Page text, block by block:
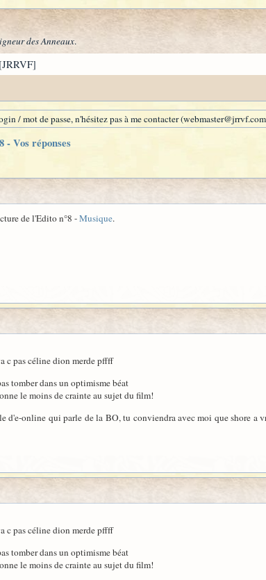
des Anneaux.
[JRRVF]
/ mot de passe, n'hésitez pas à me contacter
- Vos réponses
de l'Edito n°8 -Musique.
c pas céline dion merde pffff
tomber dans un optimisme béat
le moins de crainte au sujet du film!
d'e-online qui parle de la BO, tu conviendra avec moi que shore a
c pas céline dion merde pffff
tomber dans un optimisme béat
le moins de crainte au sujet du film!